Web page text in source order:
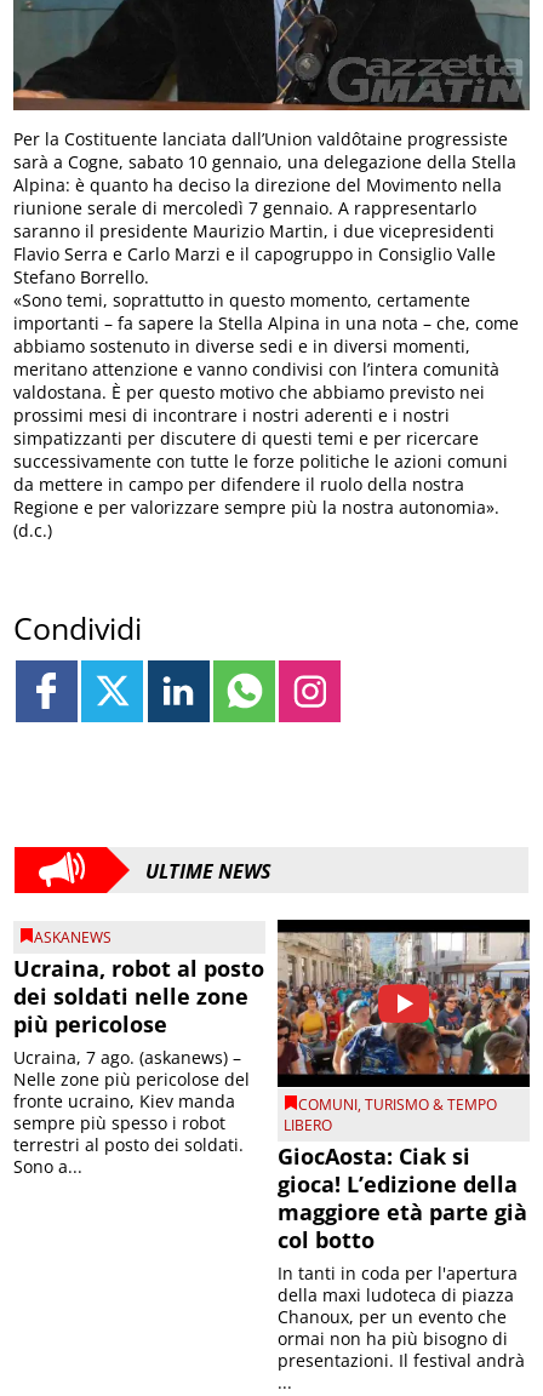
Per la Costituente lanciata dall’Union valdôtaine progressiste
sarà a Cogne, sabato 10 gennaio, una delegazione della Stella
Alpina: è quanto ha deciso la direzione del Movimento nella
riunione serale di mercoledì 7 gennaio. A rappresentarlo
saranno il presidente Maurizio Martin, i due vicepresidenti
Flavio Serra e Carlo Marzi e il capogruppo in Consiglio Valle
Stefano Borrello.
«Sono temi, soprattutto in questo momento, certamente
importanti – fa sapere la Stella Alpina in una nota – che, come
abbiamo sostenuto in diverse sedi e in diversi momenti,
meritano attenzione e vanno condivisi con l’intera comunità
valdostana. È per questo motivo che abbiamo previsto nei
prossimi mesi di incontrare i nostri aderenti e i nostri
simpatizzanti per discutere di questi temi e per ricercare
successivamente con tutte le forze politiche le azioni comuni
da mettere in campo per difendere il ruolo della nostra
Regione e per valorizzare sempre più la nostra autonomia».
(d.c.)
Condividi
ULTIME NEWS
ASKANEWS
Ucraina, robot al posto
dei soldati nelle zone
più pericolose
Ucraina, 7 ago. (askanews) –
Nelle zone più pericolose del
fronte ucraino, Kiev manda
sempre più spesso i robot
terrestri al posto dei soldati.
Sono a...
COMUNI,TURISMO & TEMPO
LIBERO
GiocAosta: Ciak si
gioca! L’edizione della
maggiore età parte già
col botto
In tanti in coda per l'apertura
della maxi ludoteca di piazza
Chanoux, per un evento che
ormai non ha più bisogno di
presentazioni. Il festival andrà
...